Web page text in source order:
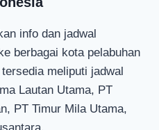
info dan jadwal
berbagai kota pelabuhan
meliputi jadwal
Lautan Utama, PT
PT Timur Mila Utama,